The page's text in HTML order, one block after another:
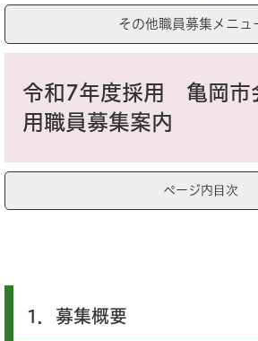
その他職員募集メニュ
令和7年度採用 亀岡市
用職員募集案内
ページ内目次
1．募集概要